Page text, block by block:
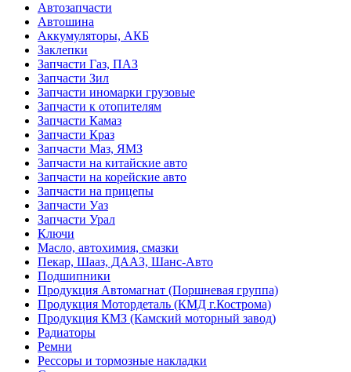
Автозапчасти
Автошина
Аккумуляторы, АКБ
Заклепки
Запчасти Газ, ПАЗ
Запчасти Зил
Запчасти иномарки грузовые
Запчасти к отопителям
Запчасти Камаз
Запчасти Краз
Запчасти Маз, ЯМЗ
Запчасти на китайские авто
Запчасти на корейские авто
Запчасти на прицепы
Запчасти Уаз
Запчасти Урал
Ключи
Масло, автохимия, смазки
Пекар, Шааз, ДААЗ, Шанс-Авто
Подшипники
Продукция Автомагнат (Поршневая группа)
Продукция Мотордеталь (КМД г.Кострома)
Продукция КМЗ (Камский моторный завод)
Радиаторы
Ремни
Рессоры и тормозные накладки